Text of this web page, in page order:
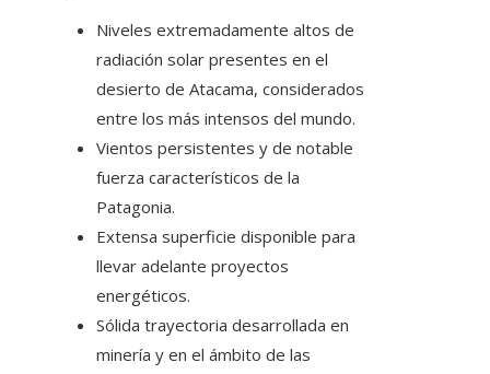
Niveles extremadamente altos de
radiación solar presentes en el
desierto de Atacama, considerados
entre los más intensos del mundo.
Vientos persistentes y de notable
fuerza característicos de la
Patagonia.
Extensa superficie disponible para
llevar adelante proyectos
energéticos.
Sólida trayectoria desarrollada en
minería y en el ámbito de las